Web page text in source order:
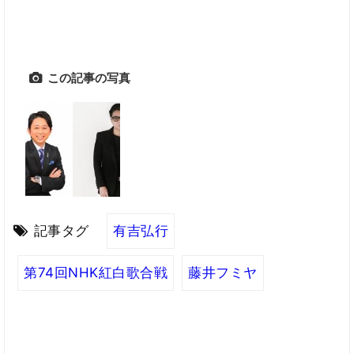
この記事の写真
記事タグ 有吉弘行
第74回NHK紅白歌合戦 藤井フミヤ